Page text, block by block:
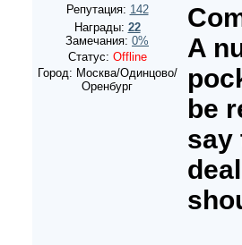
Репутация: 142
Награды: 22
Замечания: 0%
Статус: Offline
Город: Москва/Одинцово/
Оренбург
A
be
say